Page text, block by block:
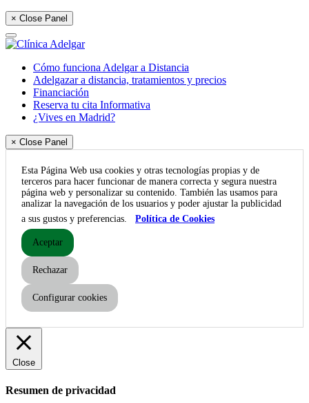
× Close Panel
Cómo funciona Adelgar a Distancia
Adelgazar a distancia, tratamientos y precios
Financiación
Reserva tu cita Informativa
¿Vives en Madrid?
× Close Panel
Esta Página Web usa cookies y otras tecnologías propias y de
terceros para hacer funcionar de manera correcta y segura nuestra
página web y personalizar su contenido. También las usamos para
analizar la navegación de los usuarios y poder ajustar la publicidad
a sus gustos y preferencias.
Política de Cookies
Aceptar
Rechazar
Configurar cookies
Close
Resumen de privacidad